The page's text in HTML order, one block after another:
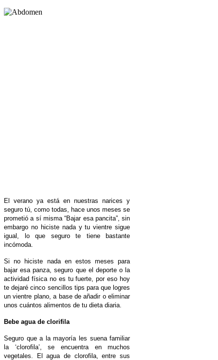
El verano ya está en nuestras narices y
seguro tú, como todas, hace unos meses se
prometió a sí misma “Bajar esa pancita”, sin
embargo no hiciste nada y tu vientre sigue
igual, lo que seguro te tiene bastante
incómoda.
Si no hiciste nada en estos meses para
bajar esa panza, seguro que el deporte o la
actividad física no es tu fuerte, por eso hoy
te dejaré cinco sencillos tips para que logres
un vientre plano, a base de añadir o eliminar
unos cuántos alimentos de tu dieta diaria.
Bebe agua de clorifila
Seguro que a la mayoría les suena familiar
la ‘clorofila’, se encuentra en muchos
vegetales. El agua de clorofila, entre sus